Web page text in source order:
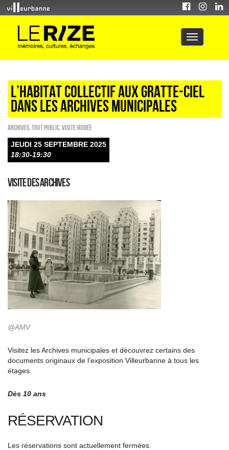
L’habitat collectif aux Gratte-Ciel
dans Les Archives municipales
Archives Tout public Visite guidée
JEUDI 25 SEPTEMBRE 2025
18:30-19:30
Visite des archives
@AMV
Visitez les Archives municipales et découvrez certains des
documents originaux de l’exposition Villeurbanne à tous les
étages.
Dès 10 ans
RÉSERVATION
Les réservations sont actuellement fermées.